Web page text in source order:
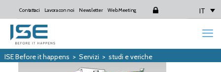
Contattaci Lavora con noi Newsletter Web Meeting IT
ISE Before it happens > Servizi > studi e veriche